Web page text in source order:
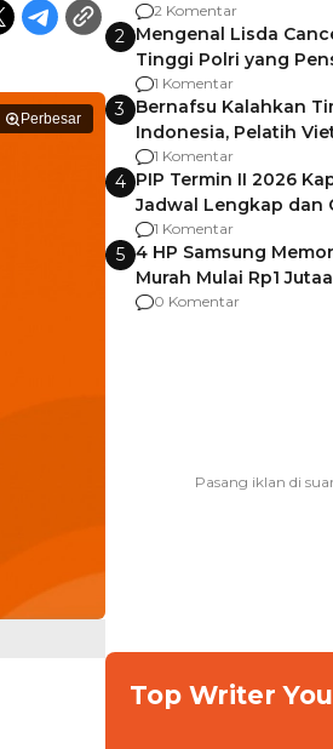
Perbesar
Pemalang
2 Komentar
2 Mengenal Lisda
Tinggi Polri yang
Usai Jadi Brigjen
1 Komentar
3 Bernafsu Kalahkan
Indonesia, Pelatih
Berencana Pakai
1 Komentar
4 PIP Termin II 2026
Jadwal Lengkap dan
agar Dana Tidak
1 Komentar
5 4 HP Samsung
Murah Mulai Rp1
0 Komentar
Top Writer